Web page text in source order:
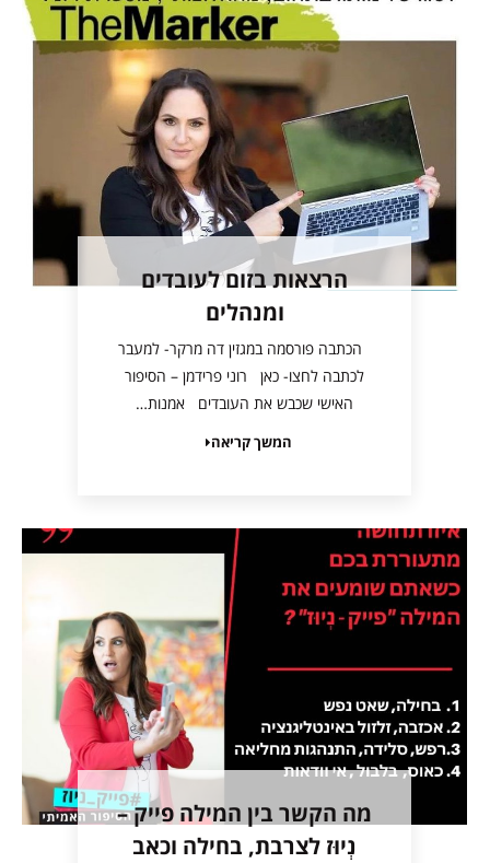
הרצאות בזום לעובדים
ומנהלים
הכתבה פורסמה במגזין דה מרקר- למעבר
לכתבה לחצו- כאן רוני פרידמן – הסיפור
האישי שכבש את העובדים אמנות…
המשך קריאה
מה הקשר בין המילה פייק –
נְיוּז לצרבת, בחילה וכאב